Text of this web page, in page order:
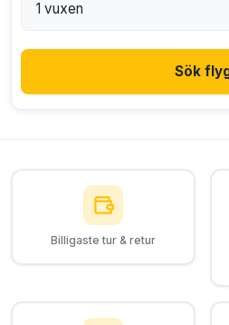
Sök
Billigaste tur & retur